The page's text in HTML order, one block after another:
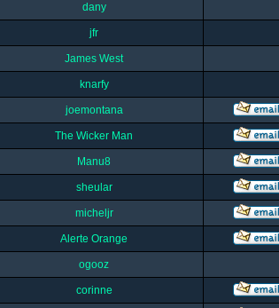
dany
jfr
James West
knarfy
joemontana
The Wicker Man
Manu8
sheular
micheljr
Alerte Orange
ogooz
corinne